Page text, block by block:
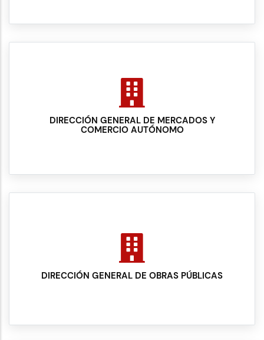
DIRECCIÓN GENERAL DE MERCADOS Y
COMERCIO AUTÓNOMO
DIRECCIÓN GENERAL DE OBRAS PÚBLICAS